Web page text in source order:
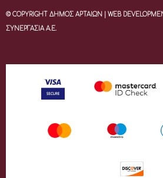
© COPYRIGHT ΔΗΜΟΣ ΑΡΤΑΙΩΝ | WEB
ΣΥΝΕΡΓΑΣΙΑ Α.Ε.